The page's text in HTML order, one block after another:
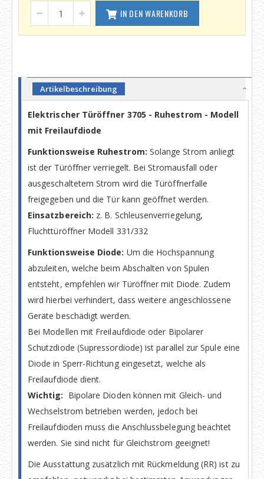
IN DEN WARENKORB
Artikelbeschreibung
Elektrischer Türöffner 3705 - Ruhestrom - Modell
mit Freilaufdiode
Funktionsweise Ruhestrom: Solange Strom anliegt
ist der Türöffner verriegelt. Bei Stromausfall oder
ausgeschaltetem Strom wird die Türöffnerfalle
freigegeben und die Tür kann geöffnet werden.
Einsatzbereich: z. B. Schleusenverriegelung,
Fluchttüröffner Modell 331/332
Funktionsweise Diode: Um die Hochspannung
abzuleiten, welche beim Abschalten von Spulen
entsteht, empfehlen wir Türöffner mit Diode. Zudem
wird hierbei verhindert, dass weitere angeschlossene
Geräte beschädigt werden.
Bei Modellen mit Freilaufdiode oder Bipolarer
Schutzdiode (Supressordiode) ist parallel zur Spule eine
Diode in Sperr-Richtung eingesetzt, welche als
Freilaufdiode dient.
Wichtig: Bipolare Dioden können mit Gleich- und
Wechselstrom betrieben werden, jedoch bei
Freilaufdioden muss die Anschlussbelegung beachtet
werden. Sie sind nicht für Gleichstrom geeignet!
Die Ausstattung zusätzlich mit Rückmeldung (RR) ist zu